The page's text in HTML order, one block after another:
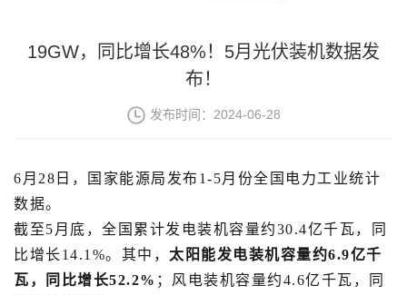
19GW，同比增长48%！5月光伏装机数据发
布！
发布时间：2024-06-28
6月28日，国家能源局发布1-5月份全国电力工业统计
数据。
截至5月底，全国累计发电装机容量约30.4亿千瓦，同
比增长14.1%。其中， 太阳能发电装机容量约6.9亿千
瓦，同比增长52.2% ；风电装机容量约4.6亿千瓦，同